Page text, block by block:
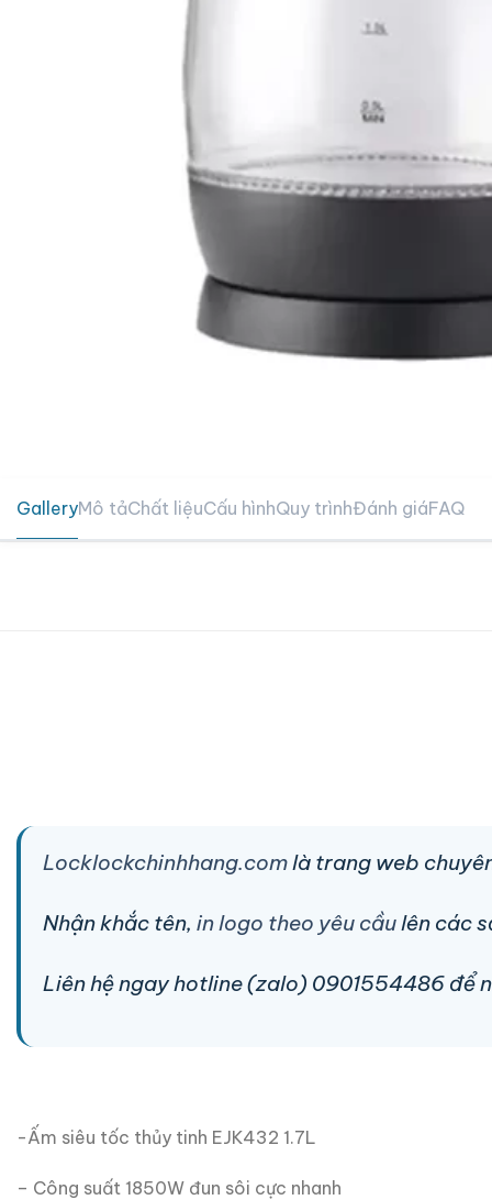
GalleryMô tảChất liệuCấu hìnhQuy trìnhĐánh giáFAQ
Locklockchinhhang.comlà trang web
Nhận khắc tên, in logo theo yêu cầulên các
Liên hệ ngay hotline (zalo) 0901554486 để
-Ấm siêu tốc thủy tinh EJK432 1.7L
– Công suất 1850W đun sôi cực nhanh